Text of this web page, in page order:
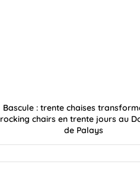
Bascule : trente chaises
rocking chairs en trente jours au
de Palays